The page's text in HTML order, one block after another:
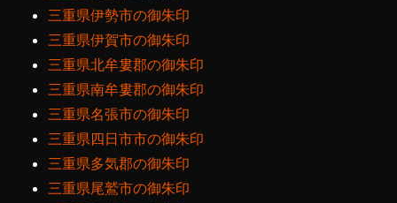
三重県伊勢市の御朱印
三重県伊賀市の御朱印
三重県北牟婁郡の御朱印
三重県南牟婁郡の御朱印
三重県名張市の御朱印
三重県四日市市の御朱印
三重県多気郡の御朱印
三重県尾鷲市の御朱印